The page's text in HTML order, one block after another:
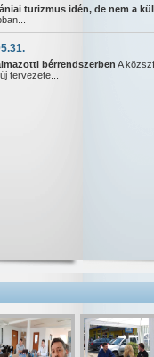
turizmus idén, de nem a
bérrendszerben A
tervezete...